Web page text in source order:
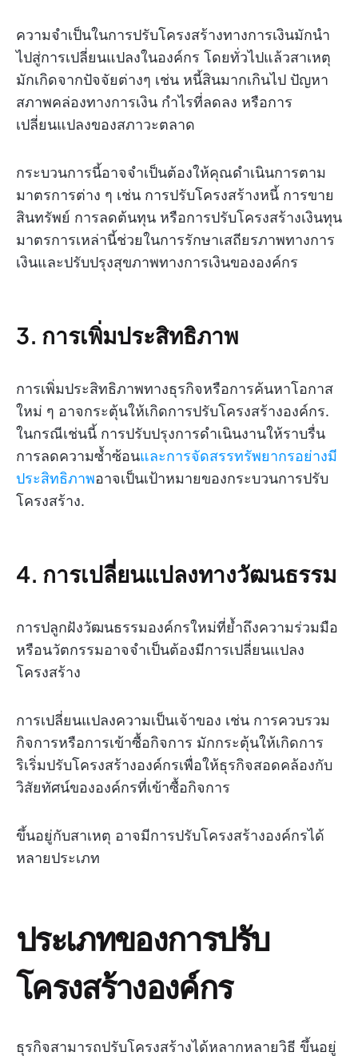
ความจำเป็นในการปรับโครงสร้างทางการเงินมักนำ
ไปสู่การเปลี่ยนแปลงในองค์กร โดยทั่วไปแล้วสาเหตุ
มักเกิดจากปัจจัยต่างๆ เช่น หนี้สินมากเกินไป ปัญหา
สภาพคล่องทางการเงิน กำไรที่ลดลง หรือการ
เปลี่ยนแปลงของสภาวะตลาด
กระบวนการนี้อาจจำเป็นต้องให้คุณดำเนินการตาม
มาตรการต่าง ๆ เช่น การปรับโครงสร้างหนี้ การขาย
สินทรัพย์ การลดต้นทุน หรือการปรับโครงสร้างเงินทุน
มาตรการเหล่านี้ช่วยในการรักษาเสถียรภาพทางการ
เงินและปรับปรุงสุขภาพทางการเงินขององค์กร
3. การเพิ่มประสิทธิภาพ
การเพิ่มประสิทธิภาพทางธุรกิจหรือการค้นหาโอกาส
ใหม่ ๆ อาจกระตุ้นให้เกิดการปรับโครงสร้างองค์กร.
ในกรณีเช่นนี้ การปรับปรุงการดำเนินงานให้ราบรื่น
การลดความซ้ำซ้อนและการจัดสรรทรัพยากรอย่างมี
ประสิทธิภาพอาจเป็นเป้าหมายของกระบวนการปรับ
โครงสร้าง.
4. การเปลี่ยนแปลงทางวัฒนธรรม
การปลูกฝังวัฒนธรรมองค์กรใหม่ที่ย้ำถึงความร่วมมือ
หรือนวัตกรรมอาจจำเป็นต้องมีการเปลี่ยนแปลง
โครงสร้าง
การเปลี่ยนแปลงความเป็นเจ้าของ เช่น การควบรวม
กิจการหรือการเข้าซื้อกิจการ มักกระตุ้นให้เกิดการ
ริเริ่มปรับโครงสร้างองค์กรเพื่อให้ธุรกิจสอดคล้องกับ
วิสัยทัศน์ขององค์กรที่เข้าซื้อกิจการ
ขึ้นอยู่กับสาเหตุ อาจมีการปรับโครงสร้างองค์กรได้
หลายประเภท
ประเภทของการปรับ
โครงสร้างองค์กร
ธุรกิจสามารถปรับโครงสร้างได้หลากหลายวิธี ขึ้นอยู่